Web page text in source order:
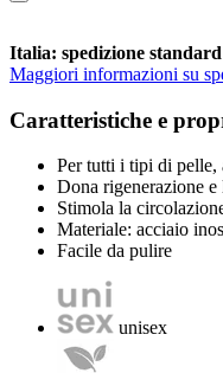
Italia: spedizione
Maggiori informazioni su
Caratteristiche e
Per tutti i tipi di pelle,
Dona rigenerazione e
Stimola la
Materiale: acciaio
Facile da pulire
unisex